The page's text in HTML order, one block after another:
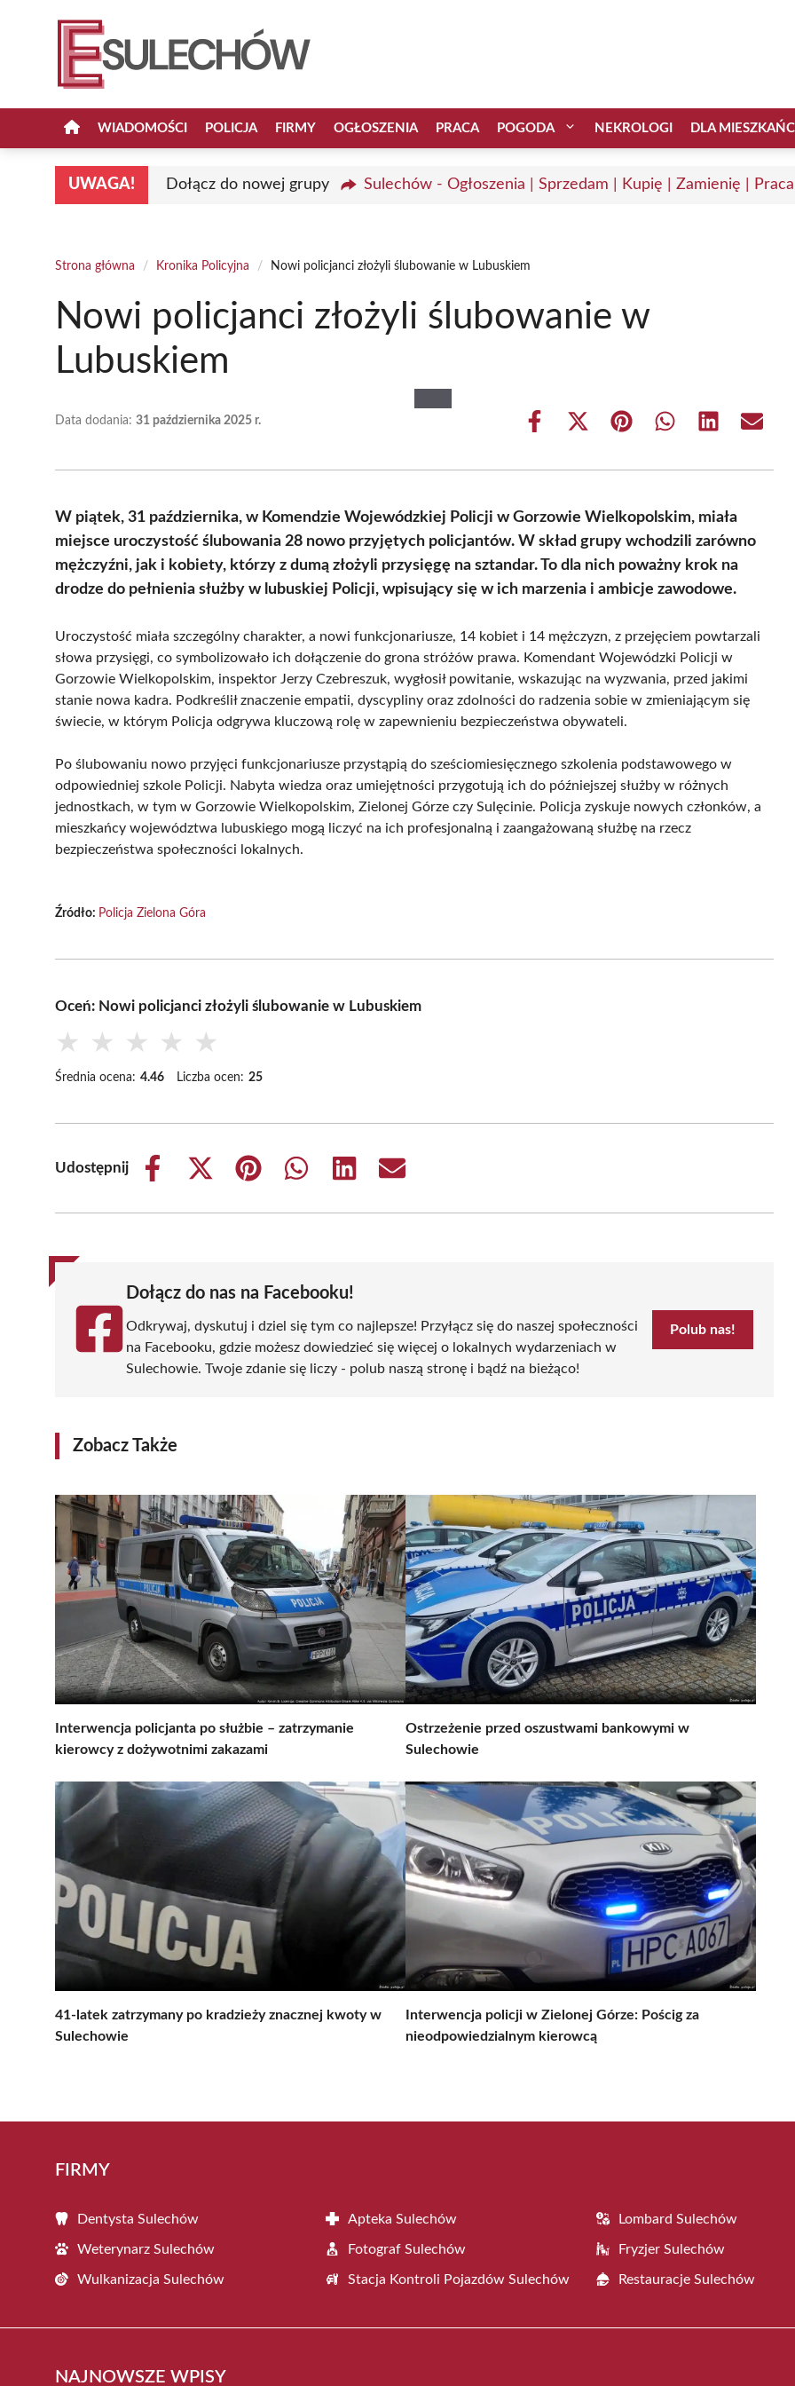
WIADOMOŚCI POLICJA FIRMY OGŁOSZENIA PRACA POGODA NEKROLOGI DLA
UWAGA! Dołącz do nowej grupy Sulechów - Ogłoszenia | Sprzedam | Kupię | Zamienię | Praca
Strona główna / Kronika Policyjna / Nowi policjanci złożyli ślubowanie w Lubuskiem
Nowi policjanci złożyli ślubowanie w
Lubuskiem
Data dodania: 31 października 2025 r.
Share
Share
(Twitter)
Share Share Share Share
W piątek, 31 października, w Komendzie Wojewódzkiej Policji w Gorzowie Wielkopolskim, miała
miejsce uroczystość ślubowania 28 nowo przyjętych policjantów. W skład grupy wchodzili zarówno
mężczyźni, jak i kobiety, którzy z dumą złożyli przysięgę na sztandar. To dla nich poważny krok na
drodze do pełnienia służby w lubuskiej Policji, wpisujący się w ich marzenia i ambicje zawodowe.
Uroczystość miała szczególny charakter, a nowi funkcjonariusze, 14 kobiet i 14 mężczyzn, z przejęciem powtarzali
słowa przysięgi, co symbolizowało ich dołączenie do grona stróżów prawa. Komendant Wojewódzki Policji w
Gorzowie Wielkopolskim, inspektor Jerzy Czebreszuk, wygłosił powitanie, wskazując na wyzwania, przed jakimi
stanie nowa kadra. Podkreślił znaczenie empatii, dyscypliny oraz zdolności do radzenia sobie w zmieniającym się
świecie, w którym Policja odgrywa kluczową rolę w zapewnieniu bezpieczeństwa obywateli.
Po ślubowaniu nowo przyjęci funkcjonariusze przystąpią do sześciomiesięcznego szkolenia podstawowego w
odpowiedniej szkole Policji. Nabyta wiedza oraz umiejętności przygotują ich do późniejszej służby w różnych
jednostkach, w tym w Gorzowie Wielkopolskim, Zielonej Górze czy Sulęcinie. Policja zyskuje nowych członków, a
mieszkańcy województwa lubuskiego mogą liczyć na ich profesjonalną i zaangażowaną służbę na rzecz
bezpieczeństwa społeczności lokalnych.
Źródło: Policja Zielona Góra
Oceń: Nowi policjanci złożyli ślubowanie w Lubuskiem
★ ★ ★ ★ ★
Średnia ocena: 4.46 Liczba ocen: 25
Udostępnij
Share
Share
(Twitter)
Share
Share
Share
Share
Dołącz do nas na Facebooku!
Odkrywaj, dyskutuj i dziel się tym co najlepsze! Przyłącz się do naszej społeczności
na Facebooku, gdzie możesz dowiedzieć się więcej o lokalnych wydarzeniach w
Sulechowie. Twoje zdanie się liczy - polub naszą stronę i bądź na bieżąco!
Polub nas!
Zobacz Także
Interwencja policjanta po służbie – zatrzymanie
kierowcy z dożywotnimi zakazami
Ostrzeżenie przed oszustwami bankowymi w
Sulechowie
41-latek zatrzymany po kradzieży znacznej kwoty w
Sulechowie
Interwencja policji w Zielonej Górze: Pościg za
nieodpowiedzialnym kierowcą
FIRMY
Dentysta Sulechów Apteka Sulechów Lombard Sulechów
Weterynarz Sulechów Fotograf Sulechów Fryzjer Sulechów
Wulkanizacja Sulechów Stacja Kontroli Pojazdów Sulechów Restauracje Sulechów
NAJNOWSZE WPISY